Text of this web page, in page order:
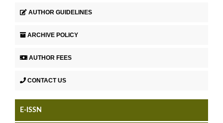
AUTHOR GUIDELINES
ARCHIVE POLICY
AUTHOR FEES
CONTACT US
E-ISSN